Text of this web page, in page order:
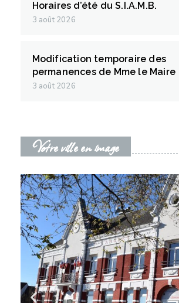
Horaires d’été du S.I.A.M.B.
3 août 2026
Modification temporaire des
permanences de Mme le Maire
3 août 2026
Votre ville en image